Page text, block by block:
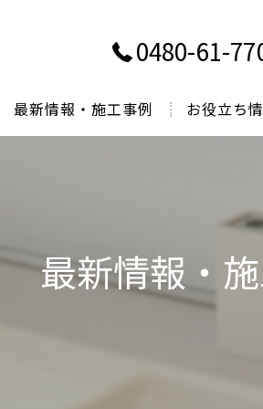
0480-61-
最新情報・施工事例 お役立ち
最新情報・